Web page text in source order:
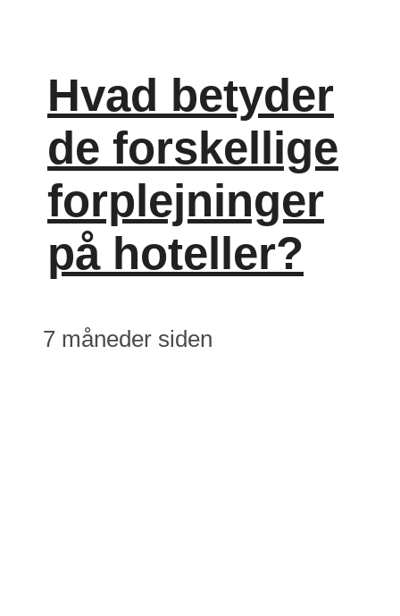
Hvad betyder
de forskellige
forplejninger
på hoteller?
7 måneder siden